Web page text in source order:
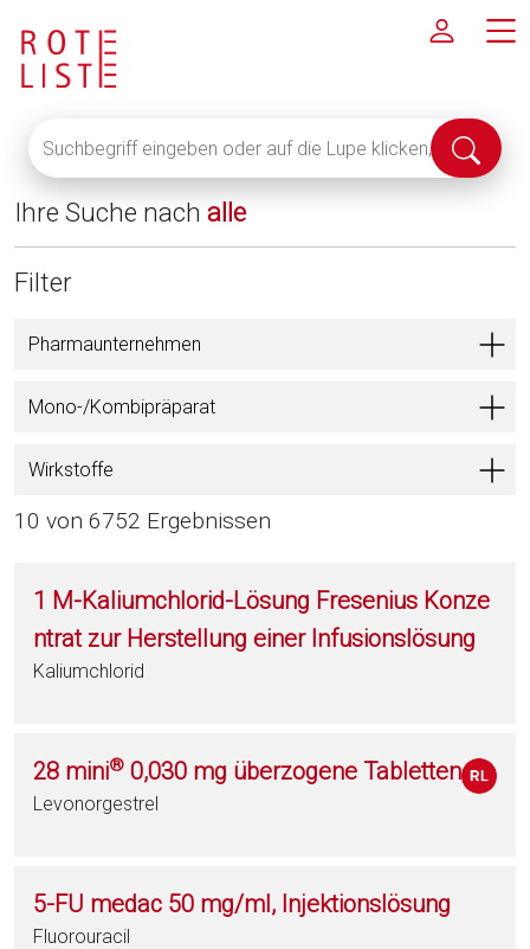
eingeben
oder
auf
die
Lupe
alle
anzuzeigen
Suche
Ihre Suche nach alle
Filter
Pharmaunternehmen
Mono-/Kombipräparat
Wirkstoffe
10 von 6752 Ergebnissen
1 M-Kaliumchlorid-Lösung Fresenius Konze
ntrat zur Herstellung einer Infusionslösung
Kaliumchlorid
28 mini® 0,030 mg überzogene Tabletten
Levonorgestrel
5-FU medac 50 mg/ml, Injektionslösung
Fluorouracil